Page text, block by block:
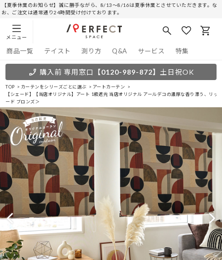
【夏季休業のお知らせ】誠に勝手ながら、8/13～8/16は夏季休業とさせていただきます。な
お、ご注文は通常通り24時間受け付けております。
メニュー
商品一覧 テイスト 測り方 Q&A サービス 特集
購入前 専用窓口 【0120-989-872】 土日祝OK
TOP カーテンをシリーズごとに選ぶ
アートカーテン
【シェード】【当店オリジナル】アート 1級遮光 当店オリジナル アールデコの濃厚な香り漂う、リッ
ード ブロンズ＞